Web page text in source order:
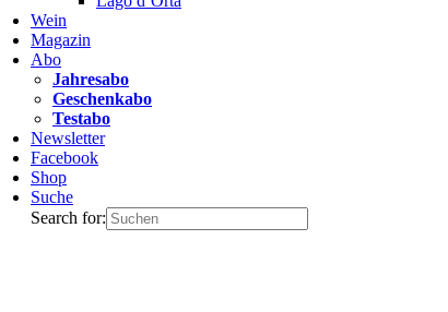
Wein
Magazin
Abo
Jahresabo
Geschenkabo
Testabo
Newsletter
Facebook
Shop
Suche
Search for: